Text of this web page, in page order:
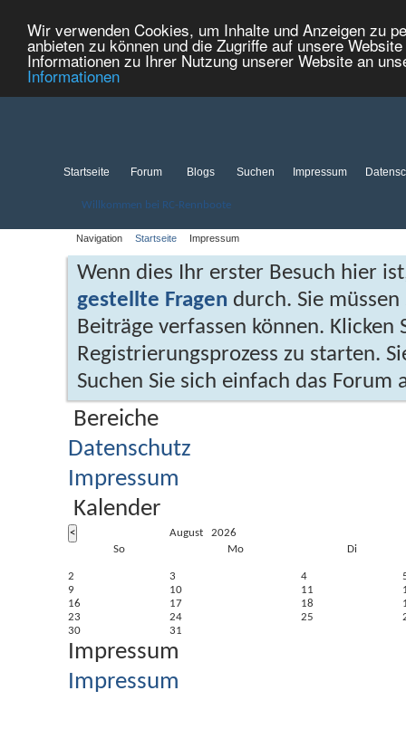
Wir verwenden Cookies, um Inhalte und Anzeigen zu
anbieten zu können und die Zugriffe auf unsere
Informationen zu Ihrer Nutzung unserer Website an
Informationen
Startseite
Willkommen bei RC-Rennboote
Forum Blogs Suchen Impressum
Navigation Startseite Impressum
Wenn dies Ihr erster Besuch hier
gestellte Fragen durch. Sie
Beiträge verfassen können.
Registrierungsprozess zu starten.
Suchen Sie sich einfach das
Bereiche
Datenschutz
Impressum
Kalender
August 2026
So
Mo Di
2 3 4
9
10 11
16
17 18
23
24 25
30
31
Impressum
Impressum